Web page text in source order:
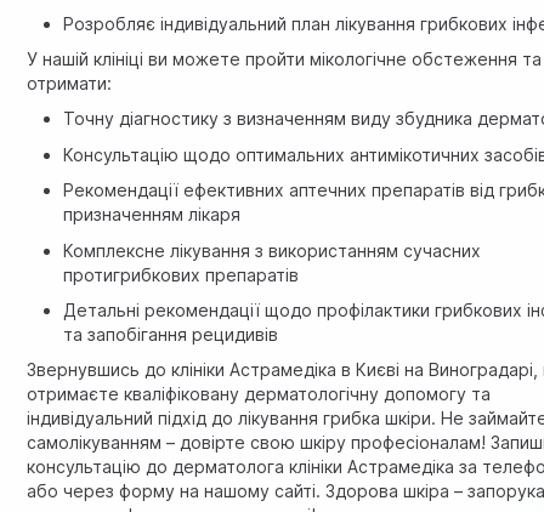
Розробляє індивідуальний план лікування грибкових
У нашій клініці ви можете пройти мікологічне обстеження та
отримати:
Точну діагностику з визначенням виду збудника
Консультацію щодо оптимальних антимікотичних
Рекомендації ефективних аптечних препаратів від
призначенням лікаря
Комплексне лікування з використанням сучасних
протигрибкових препаратів
Детальні рекомендації щодо профілактики грибкових
та запобігання рецидивів
Звернувшись до клініки Астрамедiка в Києві на Виноградарі,
отримаєте кваліфіковану дерматологічну допомогу та
індивідуальний підхід до лікування грибка шкіри. Не
самолікуванням – довірте свою шкіру професіоналам!
консультацію до дерматолога клініки Астрамедiка за
або через форму на нашому сайті. Здорова шкіра –